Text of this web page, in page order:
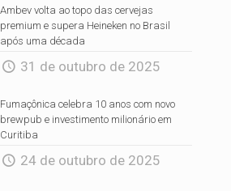
Ambev volta ao topo das cervejas
premium e supera Heineken no Brasil
após uma década
31 de outubro de 2025
Fumaçônica celebra 10 anos com novo
brewpub e investimento milionário em
Curitiba
24 de outubro de 2025